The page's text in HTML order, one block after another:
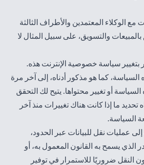
الوكلاء المعتمدين والأطراف الثالثة
والتسويق، على سبيل المثال لا
سياسة خصوصية الإنترنت هذه.
السياسة، كما هو مذكور أدناه، إلى آخر مرة
أو تغيير محتواها. يتيح لك التحقق
تحديد ما إذا كانت هناك تغييرات منذ آخر
السياسة.
عمليات نقل للبيانات عبر الحدود،
الذي يسمح به القانون المعمول به، أو
النقل ضروريًا للاستمرار في توفير